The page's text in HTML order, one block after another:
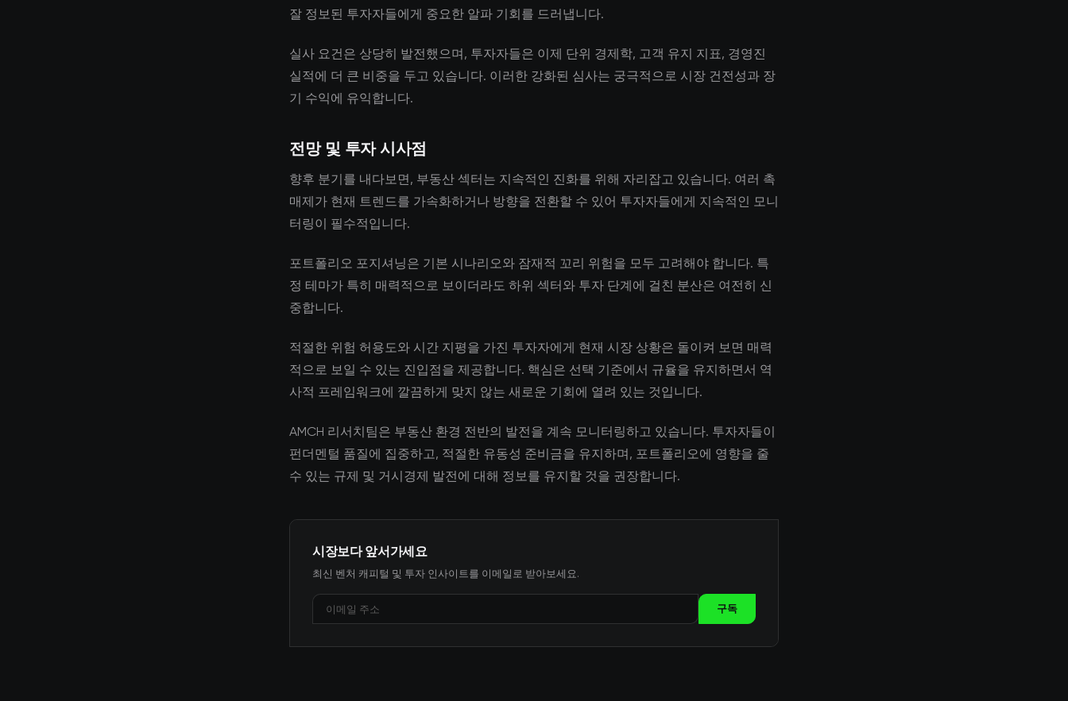
잘 정보된 투자자들에게 중요한 알파 기회를 드러냅니다.
실사 요건은 상당히 발전했으며, 투자자들은 이제 단위 경제학, 고객 유지 지표, 경영진
실적에 더 큰 비중을 두고 있습니다. 이러한 강화된 심사는 궁극적으로 시장 건전성과 장
기 수익에 유익합니다.
전망 및 투자 시사점
향후 분기를 내다보면, 부동산 섹터는 지속적인 진화를 위해 자리잡고 있습니다. 여러 촉
매제가 현재 트렌드를 가속화하거나 방향을 전환할 수 있어 투자자들에게 지속적인 모니
터링이 필수적입니다.
포트폴리오 포지셔닝은 기본 시나리오와 잠재적 꼬리 위험을 모두 고려해야 합니다. 특
정 테마가 특히 매력적으로 보이더라도 하위 섹터와 투자 단계에 걸친 분산은 여전히 신
중합니다.
적절한 위험 허용도와 시간 지평을 가진 투자자에게 현재 시장 상황은 돌이켜 보면 매력
적으로 보일 수 있는 진입점을 제공합니다. 핵심은 선택 기준에서 규율을 유지하면서 역
사적 프레임워크에 깔끔하게 맞지 않는 새로운 기회에 열려 있는 것입니다.
AMCH 리서치팀은 부동산 환경 전반의 발전을 계속 모니터링하고 있습니다. 투자자들이
펀더멘털 품질에 집중하고, 적절한 유동성 준비금을 유지하며, 포트폴리오에 영향을 줄
수 있는 규제 및 거시경제 발전에 대해 정보를 유지할 것을 권장합니다.
시장보다 앞서가세요
최신 벤처 캐피털 및 투자 인사이트를 이메일로 받아보세요.
구독